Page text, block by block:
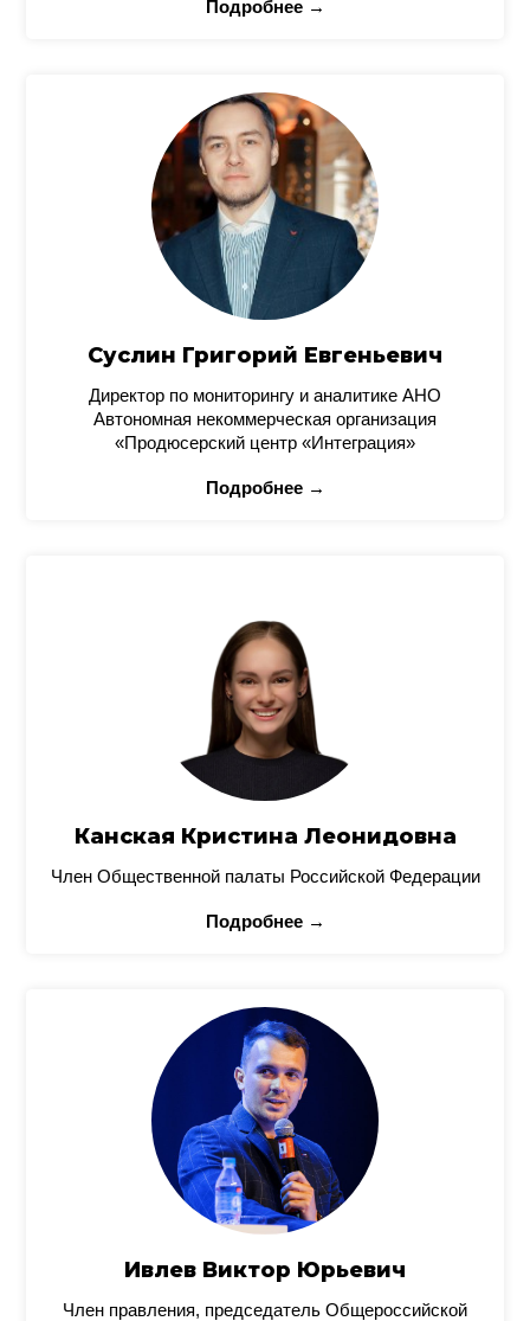
Подробнее →
Суслин Григорий Евгеньевич
Директор по мониторингу и аналитике АНО
Автономная некоммерческая организация
«Продюсерский центр «Интеграция»
Подробнее →
Канская Кристина Леонидовна
Член Общественной палаты Российской Федерации
Подробнее →
Ивлев Виктор Юрьевич
Член правления, председатель Общероссийской